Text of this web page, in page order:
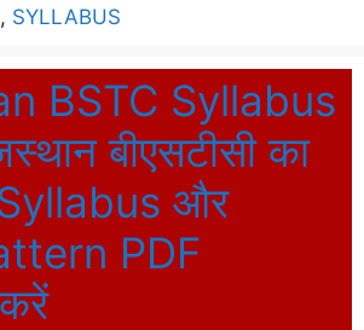
, SYLLABUS
BSTC Syllabus
बीएसटीसी का
Syllabus और
PDF